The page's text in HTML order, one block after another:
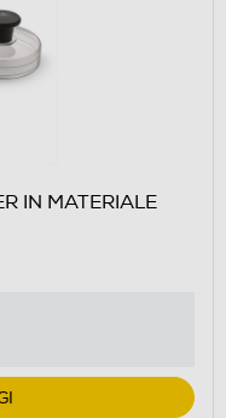
IN MATERIALE